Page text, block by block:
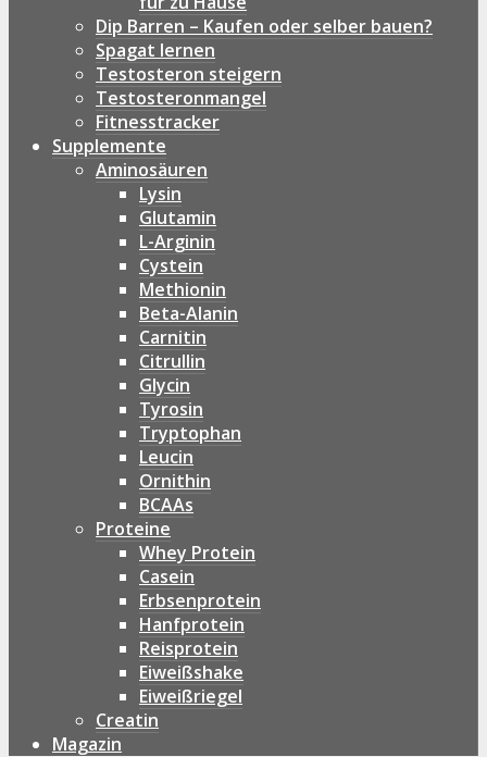
Dip Barren – Kaufen oder selber bauen?
Spagat lernen
Testosteron steigern
Testosteronmangel
Fitnesstracker
Supplemente
Aminosäuren
Lysin
Glutamin
L-Arginin
Cystein
Methionin
Beta-Alanin
Carnitin
Citrullin
Glycin
Tyrosin
Tryptophan
Leucin
Ornithin
BCAAs
Proteine
Whey Protein
Casein
Erbsenprotein
Hanfprotein
Reisprotein
Eiweißshake
Eiweißriegel
Creatin
Magazin